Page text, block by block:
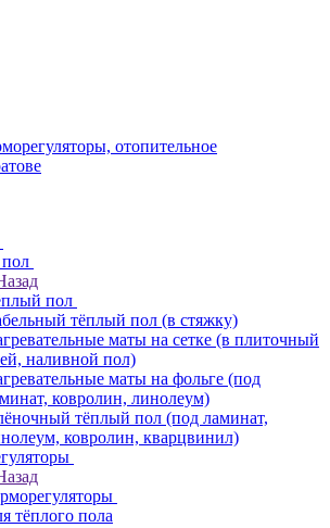
пол
тёплый пол (в стяжку)
маты на сетке (в плиточный
наливной пол)
маты на фольге (под
ковролин, линолеум)
тёплый пол (под ламинат,
ковролин, кварцвинил)
тёплого пола